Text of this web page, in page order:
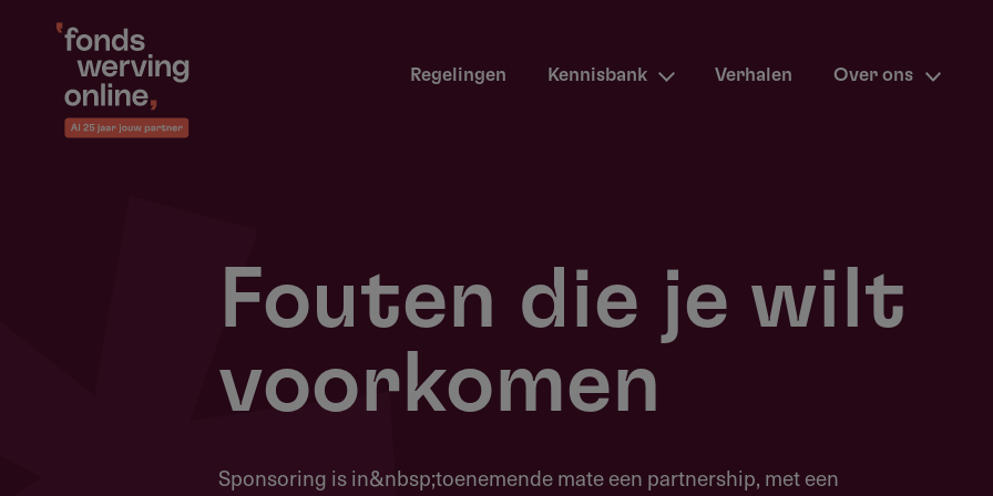
Overslaan
HoofdnavigatieRegelingen Kennisbank Verhalen Over ons
Fouten die je wilt
voorkomen
Sponsoring is in&nbsp;toenemende mate een partnership, met een